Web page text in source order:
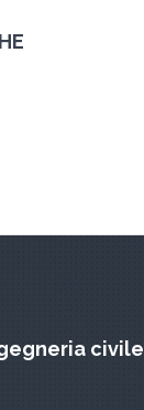
civile